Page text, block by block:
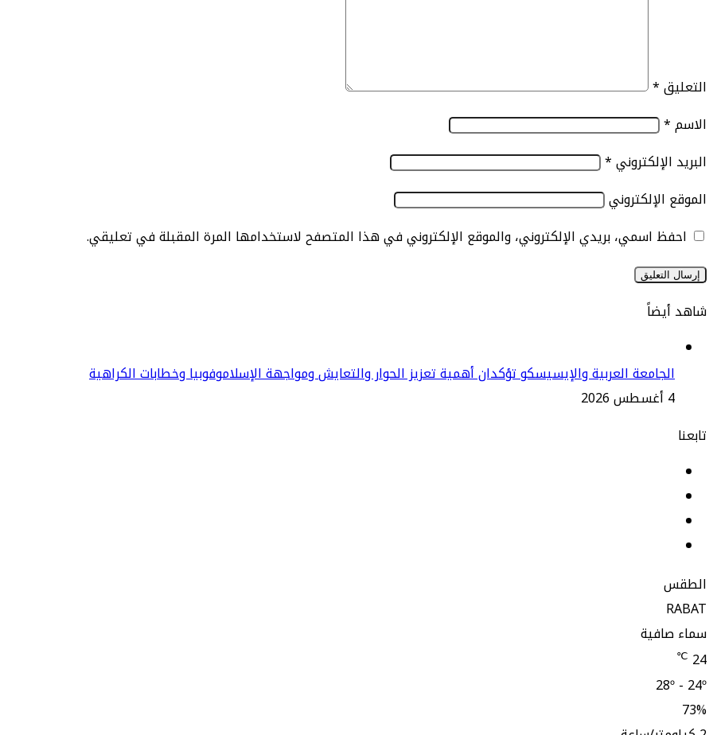
التعليق*
الاسم*
البريد الإلكتروني*
الموقع الإلكتروني
احفظ اسمي، بريدي الإلكتروني، والموقع الإلكتروني في هذا المتصفح لاستخدامها المرة المقبلة في تعليقي.
شاهد أيضاً
الجامعة العربية والإيسيسكو تؤكدان أهمية تعزيز الحوار والتعايش ومواجهة الإسلاموفوبيا وخطابات الكراهية
4 أغسطس 2026
تابعنا
الطقس
RABAT
سماء صافية
24
℃
28º - 24º
73%